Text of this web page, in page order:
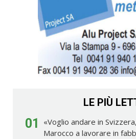
LE PIÙ
01
«Voglio andare in
Marocco a lavorare in